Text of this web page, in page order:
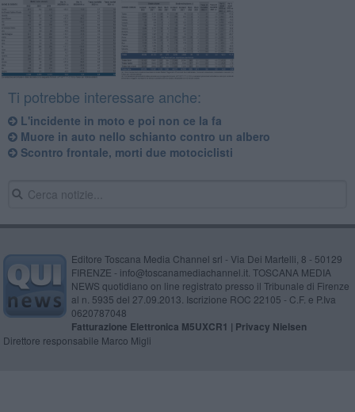
Ti potrebbe interessare anche:
L'incidente in moto e poi non ce la fa
Muore in auto nello schianto contro un albero
Scontro frontale, morti due motociclisti
Editore Toscana Media Channel srl - Via Dei Martelli, 8 - 50129
FIRENZE - info@toscanamediachannel.it. TOSCANA MEDIA
NEWS quotidiano on line registrato presso il Tribunale di Firenze
al n. 5935 del 27.09.2013. Iscrizione ROC 22105 - C.F. e P.Iva
0620787048
Fatturazione Elettronica M5UXCR1 | Privacy Nielsen
Direttore responsabile Marco Migli